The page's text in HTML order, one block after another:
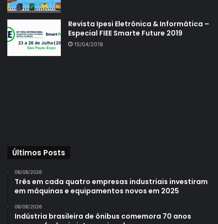
Revista Ipesi Eletrônica & Informática –
Especial FIEE Smarte Future 2019
15/04/2018
Últimos Posts
06/08/2026
Três em cada quatro empresas industriais investiram
em máquinas e equipamentos novos em 2025
06/08/2026
Indústria brasileira de ônibus comemora 70 anos